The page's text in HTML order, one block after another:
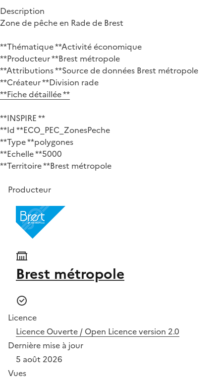
Description
Zone de pêche en Rade de Brest
**Thématique **Activité économique
**Producteur **Brest métropole
**Attributions **Source de données Brest métropole
**Créateur **Division rade
**Fiche détaillée **
**INSPIRE **
**Id **ECO_PEC_ZonesPeche
**Type **polygones
**Echelle **5000
**Territoire **Brest métropole
Producteur
Brest métropole
Licence
Licence Ouverte / Open Licence version 2.0
Dernière mise à jour
5 août 2026
Vues